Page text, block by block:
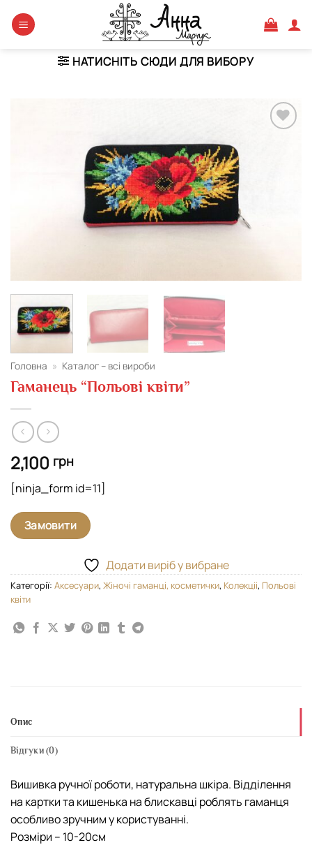
НАТИСНІТЬ СЮДИ ДЛЯ ВИБОРУ
Головна » Каталог – всі вироби
Гаманець “Польові квіти”
2,100 грн
[ninja_form id=11]
Замовити
Додати виріб у вибране
Категорії: Аксесуари, Жіночі гаманці, косметички, Колекціі, Польові
квіти
Опис
Відгуки (0)
Вишивка ручної роботи, натуральна шкіра. Відділення
на картки та кишенька на блискавці роблять гаманця
особливо зручним у користуванні.
Розміри – 10-20см